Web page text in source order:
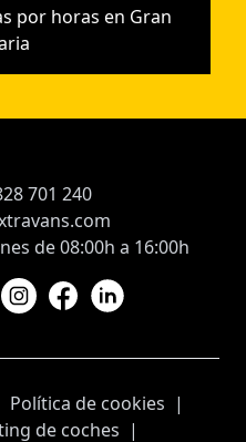
por horas en Gran
701 240
de 08:00h a 16:00h
Política de cookies |
de coches |